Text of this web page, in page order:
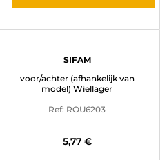
OPNEMEN
SIFAM
voor/achter (afhankelijk van
model) Wiellager
Ref: ROU6203
5,77 €